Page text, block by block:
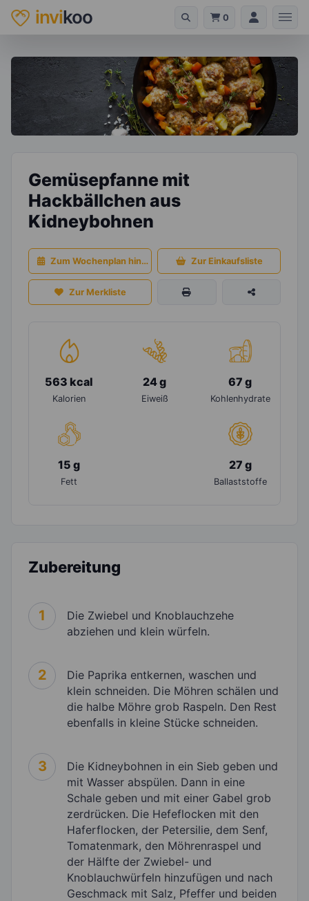
invikoo 0
Gemüsepfanne mit
Hackbällchen aus
Kidneybohnen
Zum Wochenplan hinzufügen Zur Einkaufsliste
Zur Merkliste
563 kcal
Kalorien
24 g
Eiweiß
67 g
Kohlenhydrate
15 g
Fett
27 g
Ballaststoffe
Zubereitung
1
Die Zwiebel und Knoblauchzehe
abziehen und klein würfeln.
2
Die Paprika entkernen, waschen und
klein schneiden. Die Möhren schälen und
die halbe Möhre grob Raspeln. Den Rest
ebenfalls in kleine Stücke schneiden.
3
Die Kidneybohnen in ein Sieb geben und
mit Wasser abspülen. Dann in eine
Schale geben und mit einer Gabel grob
zerdrücken. Die Hefeflocken mit den
Haferflocken, der Petersilie, dem Senf,
Tomatenmark, den Möhrenraspel und
der Hälfte der Zwiebel- und
Knoblauchwürfeln hinzufügen und nach
Geschmack mit Salz, Pfeffer und beiden